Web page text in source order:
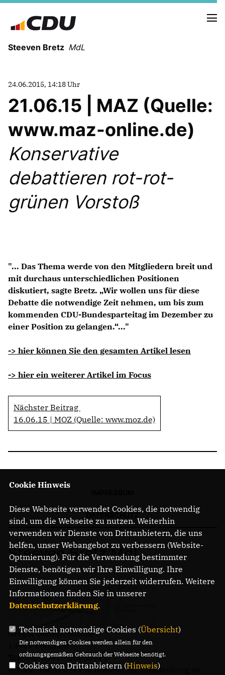
Steeven Bretz MdL
VITA
WAHLKREISBESUCHE
PRESSEFOTOS
MEIN BÜRGERBÜRO
MEIN WAHLKREIS
ZIELE
CDU Deutschland
CDU Fraktion im Brandenburger Landtag
CDU Brandenburg
CDU Potsdam
24.06.2015, 14:18 Uhr
21.06.15 | MAZ (Quelle:
www.maz-online.de)
Konservative
debattieren rot-rot-
grünen Vorstoß
"... Das Thema werde von den Mitgliedern breit und
mit durchaus unterschiedlichen Positionen
diskutiert, sagte Bretz. „Wir wollen uns für diese
Debatte die notwendige Zeit nehmen, um bis zum
kommenden CDU-Bundesparteitag im Dezember zu
einer Position zu gelangen.“..."
-> hier können Sie den gesamten Artikel lesen
-> hier ein weiterer Artikel im Focus
Nächster Beitrag
16.06.15 | MOZ (Quelle: www.moz.de)
Steeven Bretz MdL
Gregor-Mendel-Straße 3
14469 Potsdam
Telefon: 0331 - 20085713
E-Mail: buero.steeven.bretz@mdl.brandenburg.de
Cookie Hinweis
Diese Webseite verwendet Cookies, die notwendig
sind, um die Webseite zu nutzen. Weiterhin
verwenden wir Dienste von Drittanbietern, die uns
helfen, unser Webangebot zu verbessern (Website-
Optmierung). Für die Verwendung bestimmter
Dienste, benötigen wir Ihre Einwilligung. Ihre
Einwilligung können Sie jederzeit widerrufen. Weitere
Informationen finden Sie in unserer
Datenschutzerklärung.
Technisch notwendige Cookies (Übersicht)
Die notwendigen Cookies werden allein für den
ordnungsgemäßen Gebrauch der Webseite benötigt.
Cookies von Drittanbietern (Hinweis)